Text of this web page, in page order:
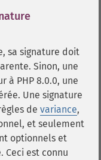
sa signature doit
Sinon, une
à PHP 8.0.0, une
Une signature
de variance,
et seulement
optionnels et
Ceci est connu